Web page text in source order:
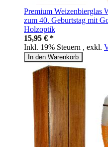
Premium Weizenbierglas
zum 40. Geburtstag mit
Holzoptik
15,95 € *
Inkl. 19% Steuern , exkl.
In den Warenkorb